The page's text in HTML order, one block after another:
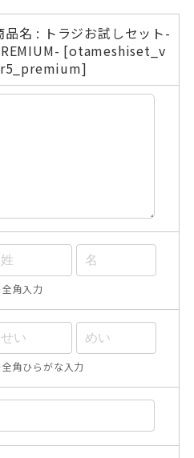
品名 : トラジお試しセット-
[otameshiset_v
角入力
角ひらがな入力